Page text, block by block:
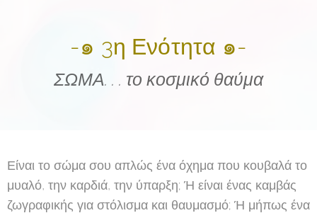
-๑ 3η Ενότητα ๑-
ΣΩΜΑ. . . το κοσμικό θαύμα
Είναι το σώμα σου απλώς ένα όχημα που κουβαλά το
μυαλό, την καρδιά, την ύπαρξη; Ή είναι ένας καμβάς
ζωγραφικής για στόλισμα και θαυμασμό; Ή μήπως ένα